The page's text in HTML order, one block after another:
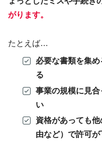
がります。
たとえば…
必要な書類を集
る
事業の規模に見
い
資格があっても
由など）で許可